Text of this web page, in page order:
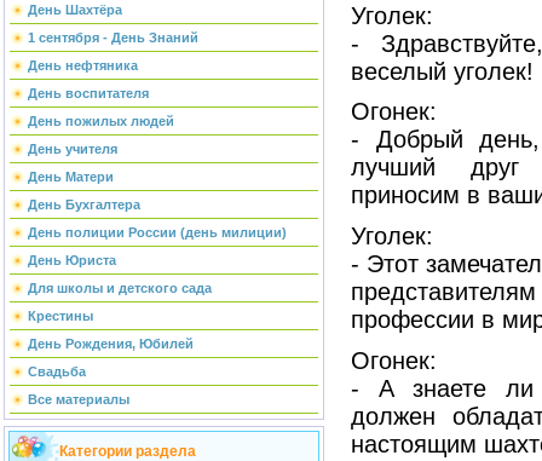
День Шахтёра
1 сентября - День Знаний
День нефтяника
День воспитателя
День пожилых людей
День учителя
День Матери
День Бухгалтера
День полиции России (день милиции)
День Юриста
Для школы и детского сада
Крестины
День Рождения, Юбилей
Свадьба
Все материалы
Категории раздела
Уголек:
-
веселый уголек!
Огонек:
- Добрый
лучший
приносим в
Уголек:
- Этот
профессии в
Огонек:
- А знаете ли
должен
настоящим